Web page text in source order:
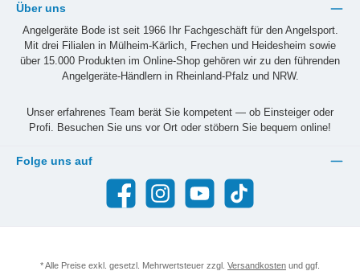
Über uns
Angelgeräte Bode ist seit 1966 Ihr Fachgeschäft für den Angelsport.
Mit drei Filialen in Mülheim-Kärlich, Frechen und Heidesheim sowie
über 15.000 Produkten im Online-Shop gehören wir zu den führenden
Angelgeräte-Händlern in Rheinland-Pfalz und NRW.
Unser erfahrenes Team berät Sie kompetent — ob Einsteiger oder
Profi. Besuchen Sie uns vor Ort oder stöbern Sie bequem online!
Folge uns auf
Facebook Instagram YouTube TikTok
* Alle Preise exkl. gesetzl. Mehrwertsteuer zzgl. Versandkosten und ggf.